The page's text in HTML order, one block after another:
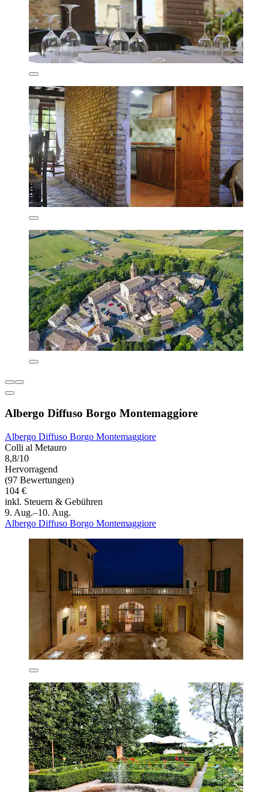
Albergo Diffuso Borgo Montemaggiore
Albergo Diffuso Borgo Montemaggiore
Colli al Metauro
8,8/10
Hervorragend
(97 Bewertungen)
104 €
inkl. Steuern & Gebühren
9. Aug.–10. Aug.
Albergo Diffuso Borgo Montemaggiore